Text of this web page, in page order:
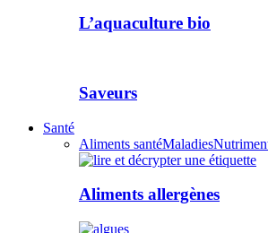
L’aquaculture bio
Saveurs
Santé
Aliments santéMaladies
Aliments allergènes